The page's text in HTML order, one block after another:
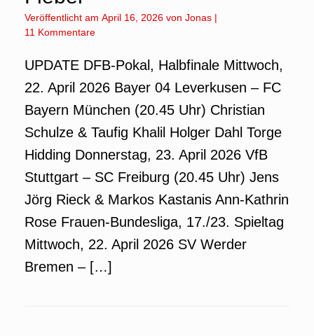
Veröffentlicht am April 16, 2026 von Jonas |
11 Kommentare
UPDATE DFB-Pokal, Halbfinale Mittwoch,
22. April 2026 Bayer 04 Leverkusen – FC
Bayern München (20.45 Uhr) Christian
Schulze & Taufig Khalil Holger Dahl Torge
Hidding Donnerstag, 23. April 2026 VfB
Stuttgart – SC Freiburg (20.45 Uhr) Jens
Jörg Rieck & Markos Kastanis Ann-Kathrin
Rose Frauen-Bundesliga, 17./23. Spieltag
Mittwoch, 22. April 2026 SV Werder
Bremen – […]